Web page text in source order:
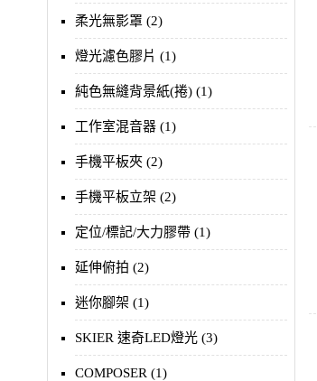
柔光無影罩 (2)
燈光濾色膠片 (1)
純色無縫背景紙(捲) (1)
工作室混音器 (1)
手機平板夾 (2)
手機平板立架 (2)
定位/標記/大力膠帶 (1)
延伸俯拍 (2)
迷你腳架 (1)
SKIER 速奇LED燈光 (3)
COMPOSER (1)